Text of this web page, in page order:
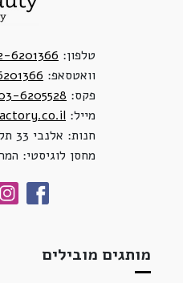
טלפון: 6201366
וואטסאפ:
פקס: 6205528
מייל:
חנות: אלנבי 33 תל אביב
מחסן לוגיסטי: המרכבה
מותגים מובילים